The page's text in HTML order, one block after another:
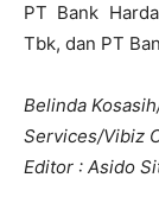
PT Bank
Tbk, dan PT
Belinda
Services/Vibiz
Editor : Asido